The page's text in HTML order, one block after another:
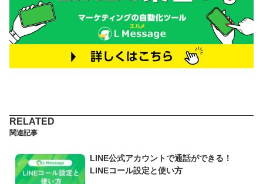
関連記事
LINE公式アカウントで通話ができる！
LINEコール設定と使い方